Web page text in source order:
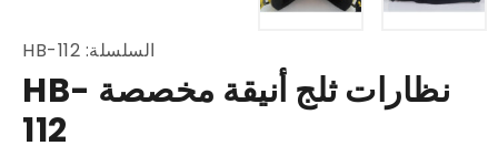
السلسلة: HB-112
نظارات ثلج أنيقة مخصصة HB-
112